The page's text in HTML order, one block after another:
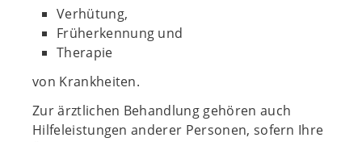
Verhütung,
Früherkennung und
Therapie
von Krankheiten.
Zur ärztlichen Behandlung gehören auch
Hilfeleistungen anderer Personen, sofern Ihre